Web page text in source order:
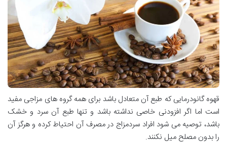
قهوه گانودرمایی که طبع آن متعادل باشد برای همه گروه های مزاجی مفید
است اما اگر افزودنی خاصی نداشته باشد و تنها طبع آن سرد و خشک
باشد، توصیه می شود افراد سردمزاج در مصرف آن احتیاط کرده و هرگز آن
را بدون مصلح میل نکنند.